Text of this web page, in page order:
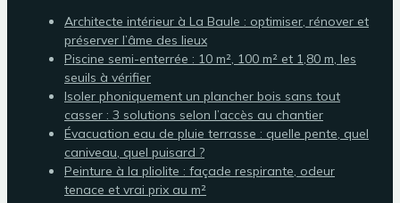
Architecte intérieur à La Baule : optimiser, rénover et
préserver l’âme des lieux
Piscine semi-enterrée : 10 m², 100 m² et 1,80 m, les
seuils à vérifier
Isoler phoniquement un plancher bois sans tout
casser : 3 solutions selon l’accès au chantier
Évacuation eau de pluie terrasse : quelle pente, quel
caniveau, quel puisard ?
Peinture à la pliolite : façade respirante, odeur
tenace et vrai prix au m²